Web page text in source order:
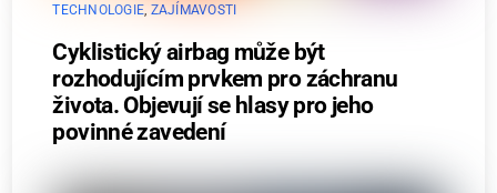
TECHNOLOGIE ZAJÍMAVOSTI
Cyklistický airbag může být
rozhodujícím prvkem pro záchranu
života. Objevují se hlasy pro jeho
povinné zavedení